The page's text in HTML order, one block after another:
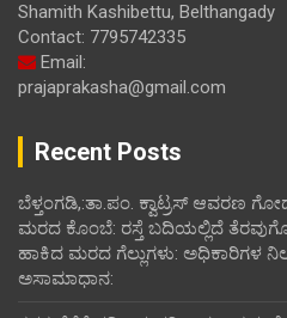
Shamith Kashibettu, Belthangady
Contact: 7795742335
Email:
prajaprakasha@gmail.com
Recent Posts
ಬೆಳ್ತಂಗಡಿ,:ತಾ.ಪಂ‌. ಕ್ವಾಟ್ರಸ್ ಆವರಣ
ಮರದ ಕೊಂಬೆ: ರಸ್ತೆ ಬದಿಯಲ್ಲಿದೆ
ಹಾಕಿದ ಮರದ ಗೆಲ್ಲುಗಳು: ಅಧಿಕಾರಿಗಳ
ಅಸಾಮಾಧಾನ: